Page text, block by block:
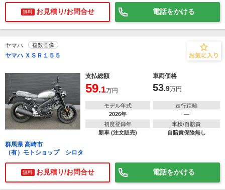
無料 お見積り/お問合せ 電話をかける
ヤマハ 複数画像
ヤマハ ＸＳＲ１５５
支払総額 車両価格
59.1万円 53.9万円
モデル年式
2026年
走行距離
―
初度登録年
新車 (注文販売)
車検/自賠責
自賠責保険無し
群馬県 高崎市
（有）モトショップ シロタ
無料 お見積り/お問合せ 電話をかける